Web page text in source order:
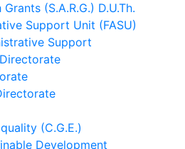
(S.A.R.G.) D.U.Th.
Support Unit (FASU)
Support
(C.G.E.)
Development